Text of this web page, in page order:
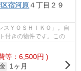
区宿河原４丁目２９
スＹＯＳＨＩＫＯ」。自
付きの物件です。この物
等：6,500円 )
1ヶ月